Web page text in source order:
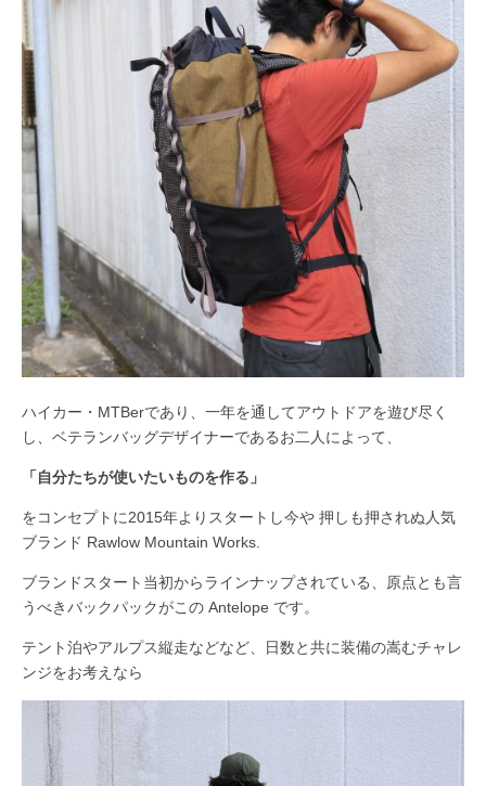
ハイカー・MTBerであり、一年を通してアウトドアを遊び尽く
し、ベテランバッグデザイナーであるお二人によって、
「自分たちが使いたいものを作る」
をコンセプトに2015年よりスタートし今や 押しも押されぬ人気
ブランド Rawlow Mountain Works.
ブランドスタート当初からラインナップされている、原点とも言
うべきバックパックがこの Antelope です。
テント泊やアルプス縦走などなど、日数と共に装備の嵩むチャレ
ンジをお考えなら